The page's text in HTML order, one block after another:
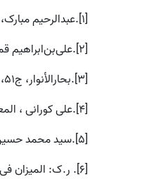
[1].عبدالرحیم مبارک، فى رحاب الامام المهدى(عجل الله تعالیفرجه الشریف)، ص16
[2].علی‌بن‌ابراهیم قمی، تفسیر القمى، ج2، ص .77
[3].بحارالأنوار، ج51، ص54، ح37؛ كمال الدین و تمام النعمة، ج2، ص668، ح .13
[4].علی کورانی ، المعجم الموضوعى لاحادیث الامام المهدى، ص .952
[5].سید محمد حسین طباطبایی، المیزان فى تفسیر القرآن، ج18، ص 241 و .242
[6]. ر.ک: المیزان فى تفسیر القرآن، ج18، ص350 و351